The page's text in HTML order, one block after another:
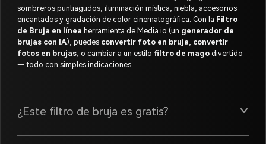
sombreros puntiagudos, iluminación mística, niebla, accesorios
encantados y gradación de color cinematográfica. Con la Filtro
de Bruja en línea herramienta de Media.io (un generador de
brujas con IA), puedes convertir foto en bruja, convertir
fotos en brujas, o cambiar a un estilo filtro de magodivertido
— todo con simples indicaciones.
¿Este filtro de bruja es gratis?